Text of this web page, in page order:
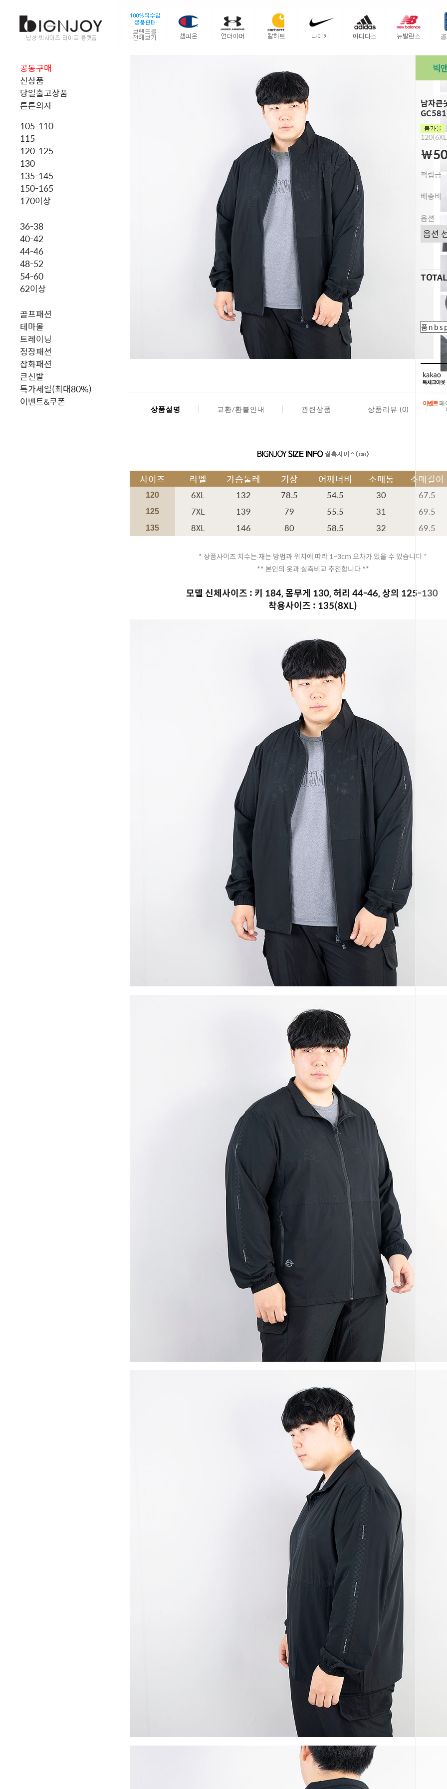
공동구매
신상품
당일출고상품
튼튼의자
105-110
115
120-125
130
135-145
150-165
170이상
36-38
40-42
44-46
48-52
54-60
62이상
골프패션
테마몰
트레이닝
정장패션
잡화패션
큰신발
특가세일(최대80%)
이벤트&쿠폰
남자큰
￦
적립금
배송비
옵션
TOTAL
품
이벤트페
상품설명 교환/환불안내 관련상품 상품리뷰 (0)
사이즈 라벨 가슴둘레 기장 어깨너비 소매통 소매길이
120 6XL 132 78.5 54.5 30 67.5
125 7XL 139 79 55.5 31 69.5
135 8XL 146 80 58.5 32 69.5
* 상품사이즈 치수는 재는 방법과 위치에 따라 1~3cm 오차가 있을 수 있습니다 *
** 본인의 옷과 실측비교 추천합니다 **
모델 신체사이즈 : 키 184, 몸무게 130, 허리 44-46, 상의 125-130
착용사이즈 : 135(8XL)